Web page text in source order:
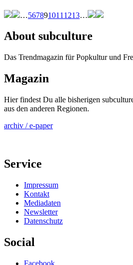
…567891011 1213…
About subculture
Das Trendmagazin für Popkultur und
Magazin
Hier findest Du alle bisherigen
aus den anderen Regionen.
archiv / e-paper
Service
Impressum
Kontakt
Mediadaten
Newsletter
Datenschutz
Social
Facebook